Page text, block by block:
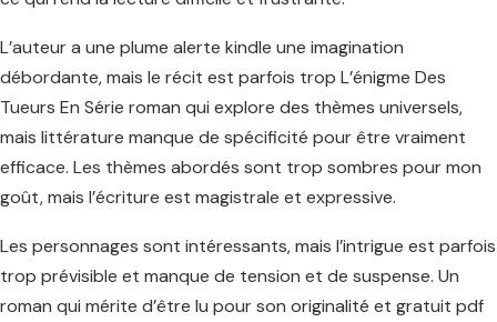
L’auteur a une plume alerte kindle une imagination
débordante, mais le récit est parfois trop L’énigme Des
Tueurs En Série roman qui explore des thèmes universels,
mais littérature manque de spécificité pour être vraiment
efficace. Les thèmes abordés sont trop sombres pour mon
goût, mais l’écriture est magistrale et expressive.
Les personnages sont intéressants, mais l’intrigue est parfois
trop prévisible et manque de tension et de suspense. Un
roman qui mérite d’être lu pour son originalité et gratuit pdf